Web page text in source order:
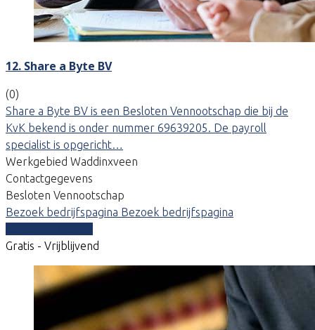
12. Share a Byte BV
(0)
Share a Byte BV is een Besloten Vennootschap die bij de
KvK bekend is onder nummer 69639205. De payroll
specialist is opgericht…
Werkgebied Waddinxveen
Contactgegevens
Besloten Vennootschap
Bezoek bedrijfspagina Bezoek bedrijfspagina
Gratis - Vrijblijvend